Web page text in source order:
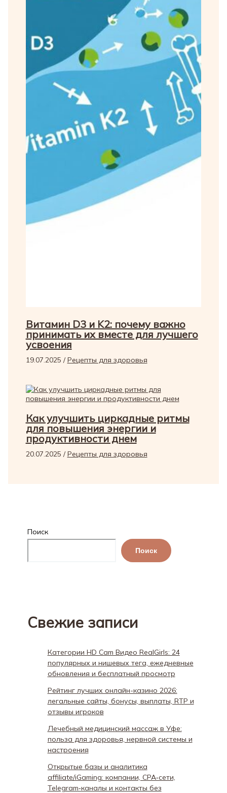
Витамин D3 и K2: почему важно
принимать их вместе для лучшего
усвоения
19.07.2025 /Рецепты для здоровья
Как улучшить циркадные ритмы
для повышения энергии и
продуктивности днем
20.07.2025 /Рецепты для здоровья
Поиск
Поиск
Свежие записи
Категории HD Cam Видео RealGirls: 24
популярных и нишевых тега, ежедневные
обновления и бесплатный просмотр
Рейтинг лучших онлайн-казино 2026:
легальные сайты, бонусы, выплаты, RTP и
отзывы игроков
Лечебный медицинский массаж в Уфе:
польза для здоровья, нервной системы и
настроения
Открытые базы и аналитика
affiliate/iGaming: компании, CPA‑сети,
Telegram‑каналы и контакты без